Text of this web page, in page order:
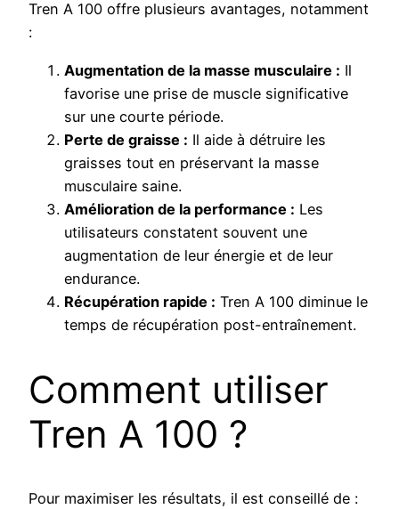
Tren A 100 offre plusieurs avantages, notamment
:
Augmentation de la masse musculaire : Il
favorise une prise de muscle significative
sur une courte période.
Perte de graisse : Il aide à détruire les
graisses tout en préservant la masse
musculaire saine.
Amélioration de la performance : Les
utilisateurs constatent souvent une
augmentation de leur énergie et de leur
endurance.
Récupération rapide : Tren A 100 diminue le
temps de récupération post-entraînement.
Comment utiliser
Tren A 100 ?
Pour maximiser les résultats, il est conseillé de :